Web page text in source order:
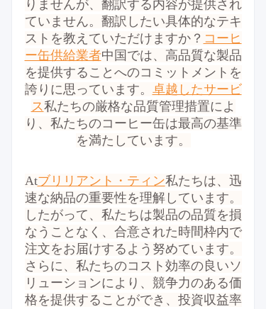
りませんが、翻訳する内容が提供され
ていません。翻訳したい具体的なテキ
ストを教えていただけますか？ コーヒ
ー缶供給業者中国では、高品質な製品
を提供することへのコミットメントを
誇りに思っています。 卓越したサービ
ス私たちの厳格な品質管理措置によ
り、私たちのコーヒー缶は最高の基準
を満たしています。
Atブリリアント・ティン私たちは、迅
速な納品の重要性を理解しています。
したがって、私たちは製品の品質を損
なうことなく、合意された時間枠内で
注文をお届けするよう努めています。
さらに、私たちのコスト効率の良いソ
リューションにより、競争力のある価
格を提供することができ、投資収益率